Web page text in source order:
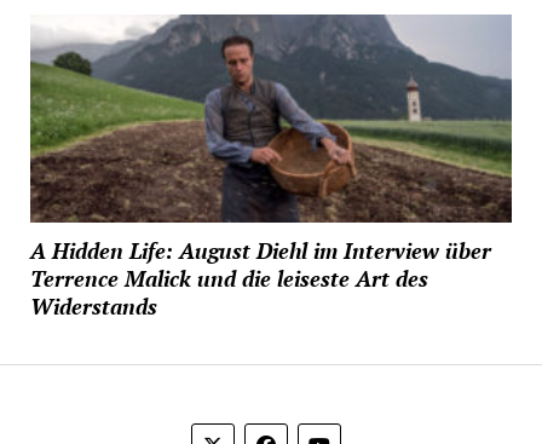
A Hidden Life: August Diehl im Interview über
Terrence Malick und die leiseste Art des
Widerstands